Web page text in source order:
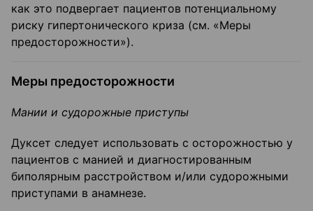
как это подвергает пациентов потенциальному
риску гипертонического криза (см. «Меры
предосторожности»).
Меры предосторожности
Мании и судорожные приступы
Дуксет следует использовать с осторожностью у
пациентов с манией и диагностированным
биполярным расстройством и/или судорожными
приступами в анамнезе.